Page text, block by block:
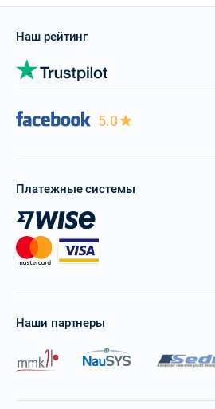
Наш рейтинг
5.0
Платежные системы
Наши партнеры